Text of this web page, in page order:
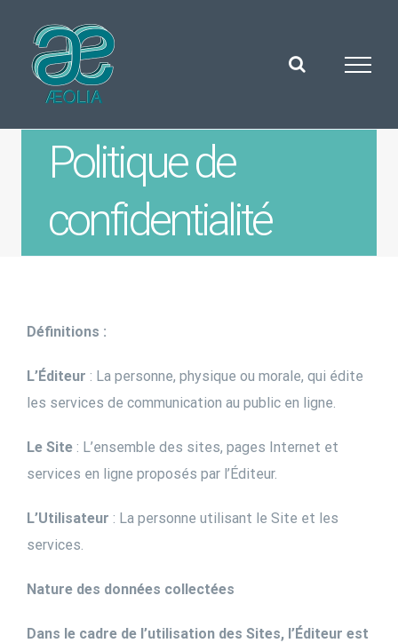
content
Politique de
confidentialité
Définitions :
L’Éditeur : La personne, physique ou morale, qui édite
les services de communication au public en ligne.
Le Site : L’ensemble des sites, pages Internet et
services en ligne proposés par l’Éditeur.
L’Utilisateur : La personne utilisant le Site et les
services.
Nature des données collectées
Dans le cadre de l’utilisation des Sites, l’Éditeur est